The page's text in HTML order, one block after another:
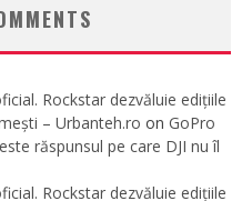
Rockstar dezvăluie edițiile
– Urbanteh.ro on GoPro
răspunsul pe care DJI nu îl
Rockstar dezvăluie edițiile